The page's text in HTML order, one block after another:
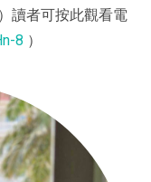
讀者可按此觀看電
8 ）